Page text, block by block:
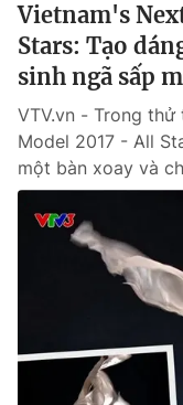
Vietnam's
Stars: Tạo
sinh ngã sấp
VTV.vn - Trong
Model 2017 - All
một bàn xoay và